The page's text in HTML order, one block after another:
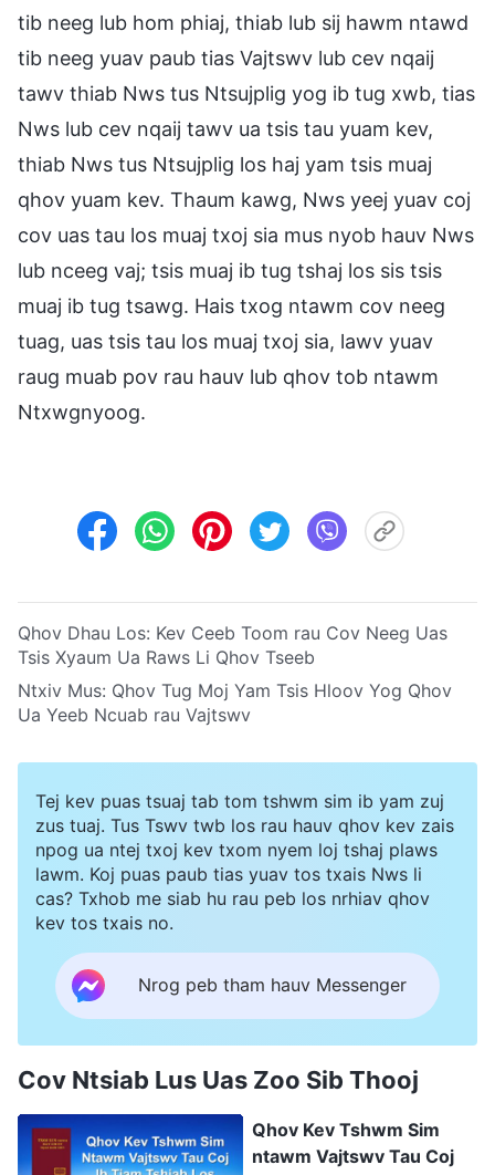
tib neeg lub hom phiaj, thiab lub sij hawm ntawd
tib neeg yuav paub tias Vajtswv lub cev nqaij
tawv thiab Nws tus Ntsujplig yog ib tug xwb, tias
Nws lub cev nqaij tawv ua tsis tau yuam kev,
thiab Nws tus Ntsujplig los haj yam tsis muaj
qhov yuam kev. Thaum kawg, Nws yeej yuav coj
cov uas tau los muaj txoj sia mus nyob hauv Nws
lub nceeg vaj; tsis muaj ib tug tshaj los sis tsis
muaj ib tug tsawg. Hais txog ntawm cov neeg
tuag, uas tsis tau los muaj txoj sia, lawv yuav
raug muab pov rau hauv lub qhov tob ntawm
Ntxwgnyoog.
Qhov Dhau Los: Kev Ceeb Toom rau Cov Neeg Uas
Tsis Xyaum Ua Raws Li Qhov Tseeb
Ntxiv Mus: Qhov Tug Moj Yam Tsis Hloov Yog Qhov
Ua Yeeb Ncuab rau Vajtswv
Tej kev puas tsuaj tab tom tshwm sim ib yam zuj
zus tuaj. Tus Tswv twb los rau hauv qhov kev zais
npog ua ntej txoj kev txom nyem loj tshaj plaws
lawm. Koj puas paub tias yuav tos txais Nws li
cas? Txhob me siab hu rau peb los nrhiav qhov
kev tos txais no.
Nrog peb tham hauv Messenger
Cov Ntsiab Lus Uas Zoo Sib Thooj
Qhov Kev Tshwm Sim
ntawm Vajtswv Tau Coj